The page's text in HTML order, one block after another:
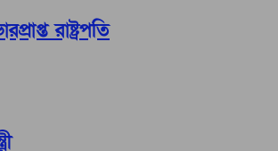
রাষ্ট্রপতি